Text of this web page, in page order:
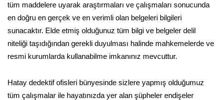
tüm maddelere uyarak araştırmaları ve çalışmaları sonucunda
en doğru en gerçek ve en verimli olan belgeleri bilgileri
sunacaktır. Elde etmiş olduğunuz tüm bilgi ve belgeler delil
niteliği taşıdığından gerekli duyulması halinde mahkemelerde ve
resmi kurumlarda kullanabilme imkanınız mevcuttur.
Hatay dedektif ofisleri bünyesinde sizlere yapmış olduğumuz
tüm çalışmalar ile hayatınızda yer alan şüpheler endişeler